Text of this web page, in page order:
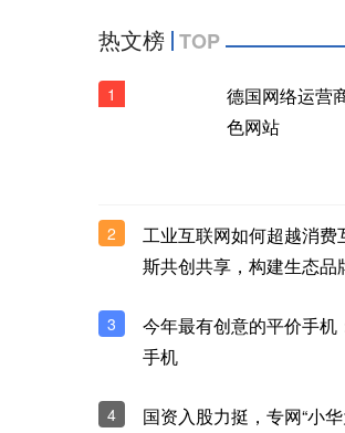
热文榜 TOP
1
德国网络运营
色网站
2
工业互联网如何超越消费
斯共创共享，构建生态品
3
今年最有创意的平价手机
手机
4
国资入股力挺，专网“小